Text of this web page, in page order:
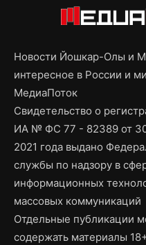
Новости Йошкар-Олы и
интересное в России и
МедиаПоток
Свидетельство о
ИА № ФС 77 - 82389 от
2021 года выдано
службы по надзору в
информационных
массовых коммуникаций
Отдельные публикации
содержать материалы